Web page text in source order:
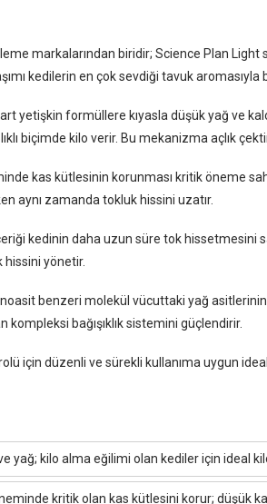
markalarından biridir; Science Plan
kedilerin en çok sevdiği tavuk aromasıyla
formüllere kıyasla düşük yağ ve
biçimde kilo verir. Bu mekanizma açlık
kas kütlesinin korunması kritik öneme
aynı zamanda tokluk hissini uzatır.
kedinin daha uzun süre tok hissetmesini
hissini yönetir.
benzeri molekül vücuttaki yağ
bağışıklık sistemini güçlendirir.
için düzenli ve sürekli kullanıma uygun
yağ; kilo alma eğilimi olan kediler için ideal
kritik olan kas kütlesini korur; düşük